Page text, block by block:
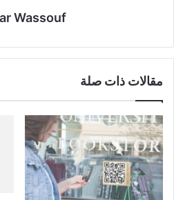
Wassouf
مقالات ذات صلة